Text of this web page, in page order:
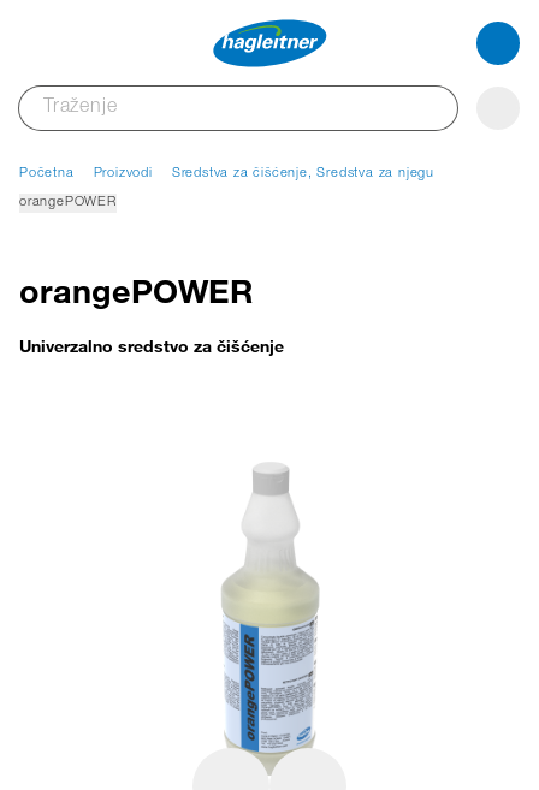
Početna Proizvodi Sredstva za čišćenje, Sredstva za njegu
orangePOWER
orangePOWER
Univerzalno sredstvo za čišćenje